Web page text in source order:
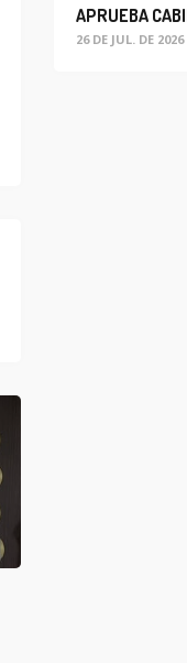
26 DE JUL. DE 2026